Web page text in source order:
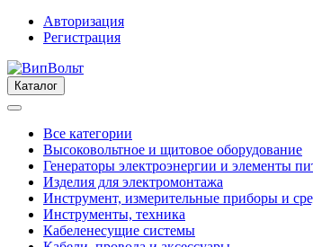
Авторизация
Регистрация
Каталог
Все категории
Высоковольтное и щитовое оборудование
Генераторы электроэнергии и элементы
Изделия для электромонтажа
Инструмент, измерительные приборы и
Инструменты, техника
Кабеленесущие системы